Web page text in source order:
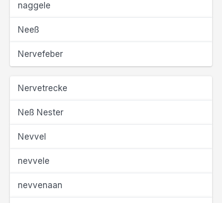
naggele
Neeß
Nervefeber
Nervetrecke
Neß Nester
Nevvel
nevvele
nevvenaan